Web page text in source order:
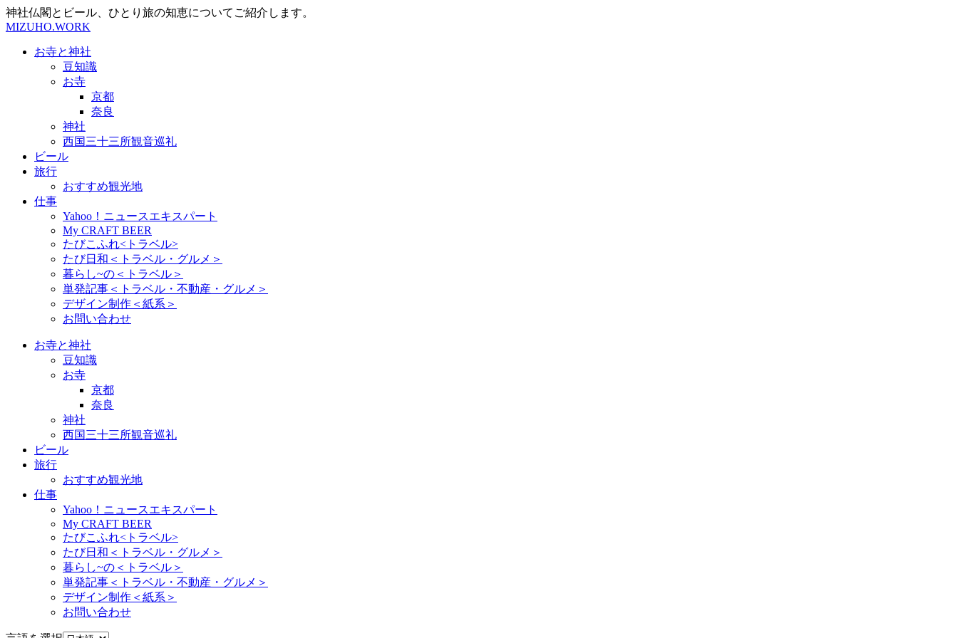
神社仏閣とビール、ひとり旅の知恵についてご紹介します。
MIZUHO.WORK
お寺と神社
豆知識
お寺
京都
奈良
神社
西国三十三所観音巡礼
ビール
旅行
おすすめ観光地
仕事
Yahoo！ニュースエキスパート
My CRAFT BEER
たびこふれ<トラベル>
たび日和＜トラベル・グルメ＞
暮らし~の＜トラベル＞
単発記事＜トラベル・不動産・グルメ＞
デザイン制作＜紙系＞
お問い合わせ
お寺と神社
豆知識
お寺
京都
奈良
神社
西国三十三所観音巡礼
ビール
旅行
おすすめ観光地
仕事
Yahoo！ニュースエキスパート
My CRAFT BEER
たびこふれ<トラベル>
たび日和＜トラベル・グルメ＞
暮らし~の＜トラベル＞
単発記事＜トラベル・不動産・グルメ＞
デザイン制作＜紙系＞
お問い合わせ